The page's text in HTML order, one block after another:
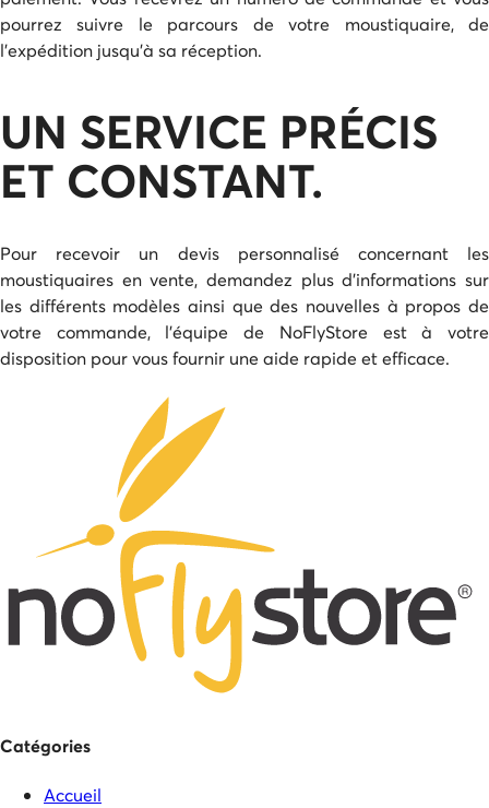
pourrez suivre le parcours de votre moustiquaire, de
l’expédition jusqu’à sa réception.
UN SERVICE PRÉCIS
ET CONSTANT.
Pour recevoir un devis personnalisé concernant les
moustiquaires en vente, demandez plus d’informations sur
les différents modèles ainsi que des nouvelles à propos de
votre commande, l’équipe de NoFlyStore est à votre
disposition pour vous fournir une aide rapide et efficace.
Catégories
Accueil